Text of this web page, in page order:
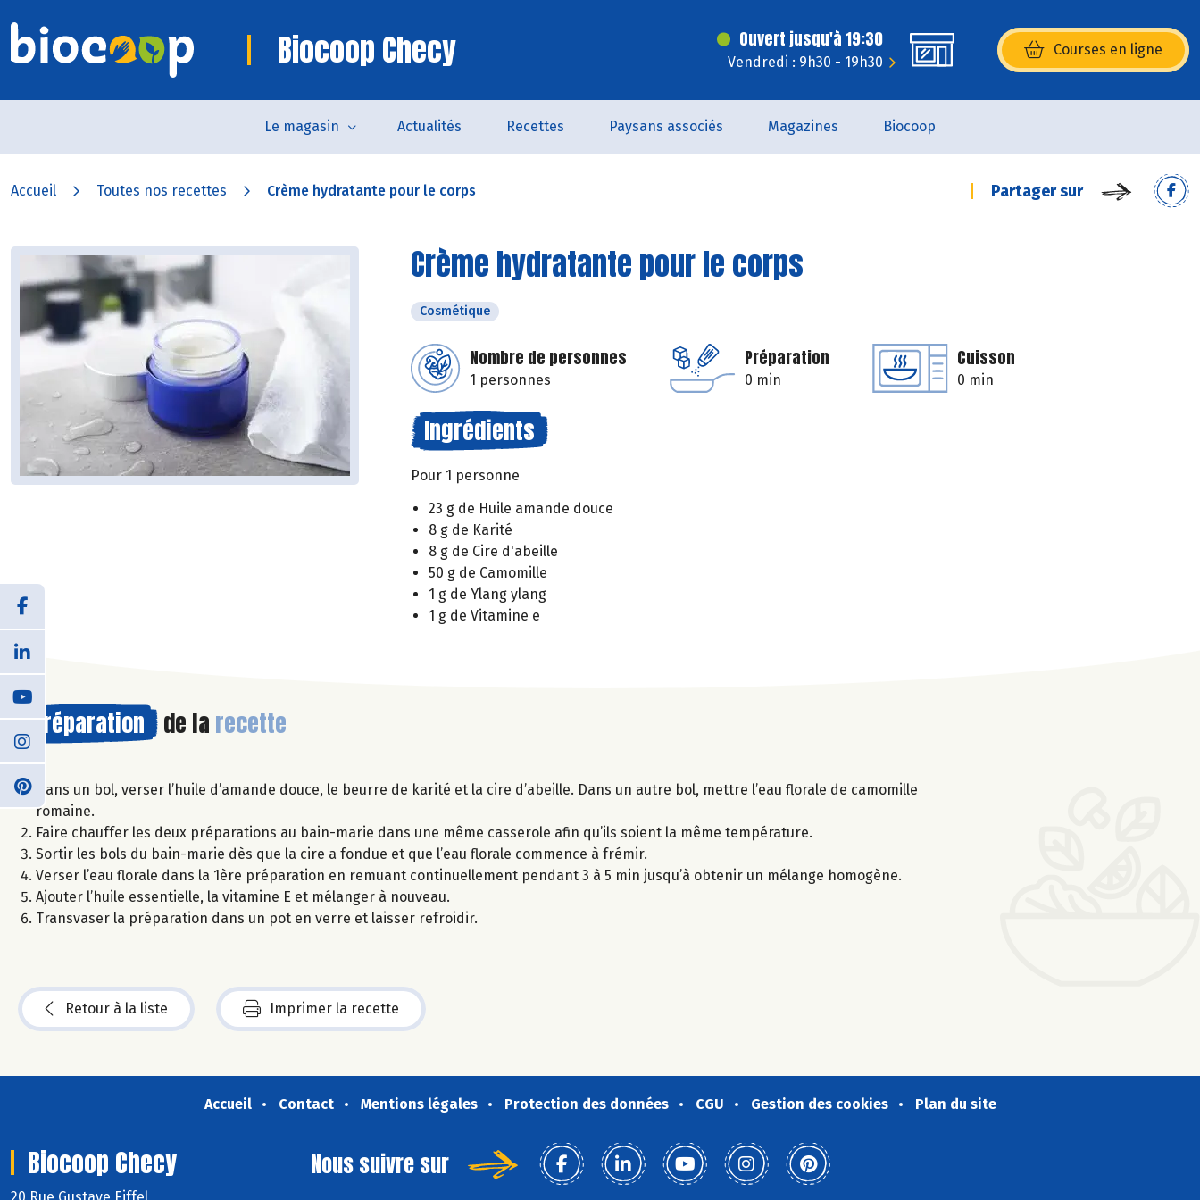
Biocoop Checy Ouvert jusqu'à 19:30
Vendredi : 9h30 - 19h30
Courses en ligne
(s’ouvre dans une nouvelle
Le magasin Actualités Recettes Paysans associés Magazines Biocoop
Accueil Toutes nos recettes Crème hydratante pour le corps Partager sur
Crème hydratante pour le corps
Cosmétique
Nombre de personnes
1 personnes
Préparation
0 min
Cuisson
0 min
Ingrédients
Pour 1 personne
23 g de Huile amande douce
8 g de Karité
8 g de Cire d'abeille
50 g de Camomille
1 g de Ylang ylang
1 g de Vitamine e
Préparation de la recette
Dans un bol, verser l’huile d’amande douce, le beurre de karité et la cire d’abeille. Dans un autre bol, mettre l’eau florale de camomille
romaine.
Faire chauffer les deux préparations au bain-marie dans une même casserole afin qu’ils soient la même température.
Sortir les bols du bain-marie dès que la cire a fondue et que l’eau florale commence à frémir.
Verser l’eau florale dans la 1ère préparation en remuant continuellement pendant 3 à 5 min jusqu’à obtenir un mélange homogène.
Ajouter l’huile essentielle, la vitamine E et mélanger à nouveau.
Transvaser la préparation dans un pot en verre et laisser refroidir.
Retour à la liste Imprimer la recette
Accueil Contact Mentions légales Protection des données CGU Gestion des cookies Plan du site
Biocoop Checy
20 Rue Gustave Eiffel
Nous suivre sur